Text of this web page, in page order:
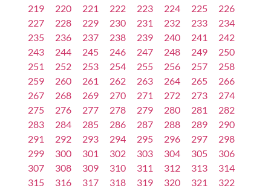
219
220 221 222 223 224 225
226
227
228 229 230 231 232 233
234
235
236 237 238 239 240 241
242
243
244 245 246 247 248 249
250
251
252 253 254 255 256 257
258
259
260 261 262 263 264 265
266
267
268 269 270 271 272 273
274
275
276 277 278 279 280 281
282
283
284 285 286 287 288 289
290
291
292 293 294 295 296 297
298
299
300 301 302 303 304 305
306
307
308 309 310 311 312 313
314
315
316 317 318 319 320 321
322